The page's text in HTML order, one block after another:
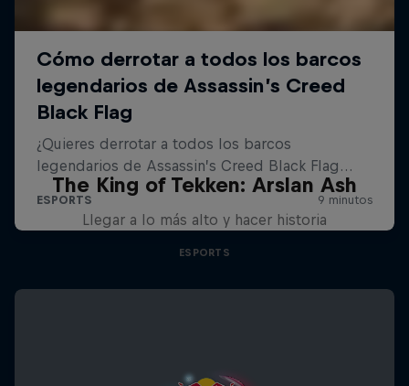
The King of Tekken: Arslan Ash
Llegar a lo más alto y hacer historia
ESPORTS